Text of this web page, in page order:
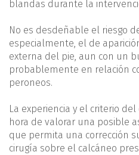
blandas durante la
No es desdeñable el riesgo
especialmente, el de
externa del pie, aun con un
probablemente en relación
peroneos.
La experiencia y el criterio
hora de valorar una posible
que permita una corrección
cirugía sobre el calcáneo